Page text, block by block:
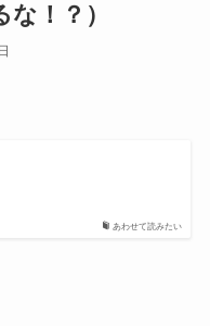
！？）
あわせて読みたい